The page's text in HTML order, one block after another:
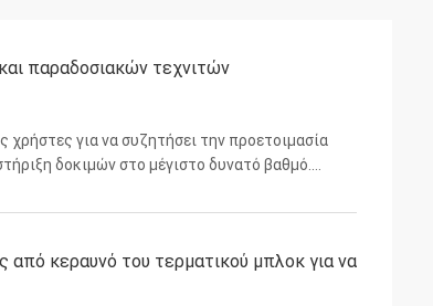
παραδοσιακών τεχνιτών
για να συζητήσει την προετοιμασία
δοκιμών στο μέγιστο δυνατό βαθμό.
από κεραυνό του τερματικού μπλοκ για να